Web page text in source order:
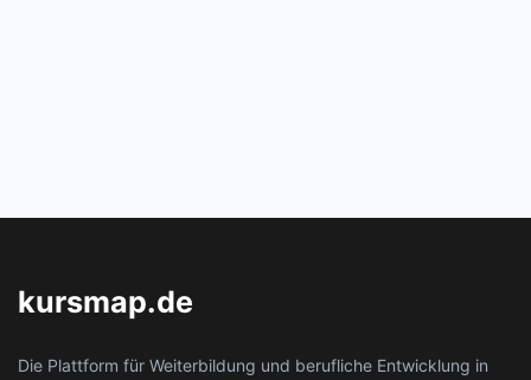
kursmap.de
Die Plattform für Weiterbildung und berufliche Entwicklung in